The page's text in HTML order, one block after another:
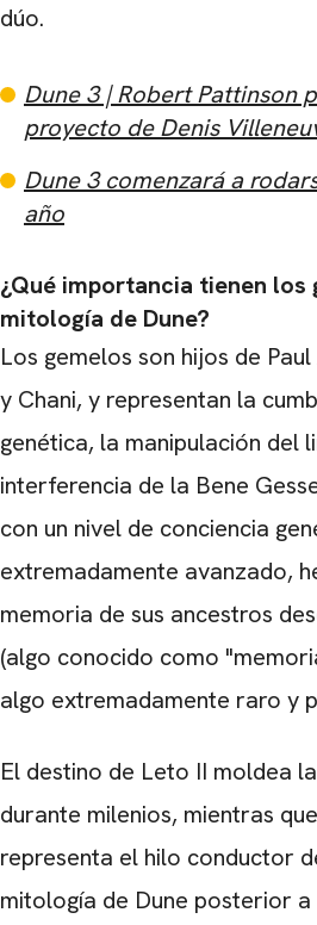
dúo.
Dune 3| Robert Pattinson
proyecto de Denis
Dune 3comenzará a
año
¿Qué importancia tienen los
mitología de Dune?
Los gemelos son hijos de
y Chani, y representan la
genética, la manipulación del
interferencia de la Bene
con un nivel de conciencia
extremadamente avanzado,
memoria de sus ancestros
(algo conocido como
algo extremadamente raro y
El destino de Leto II moldea
durante milenios, mientras
representa el hilo conductor
mitología de Dune posterior a
CARREGANDO